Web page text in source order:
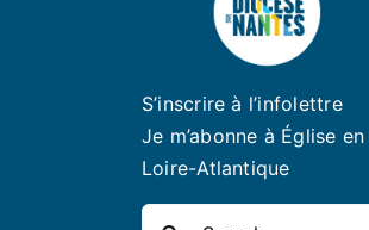
S’inscrire à l’infolettre
Je m’abonne à Église en
Loire-Atlantique